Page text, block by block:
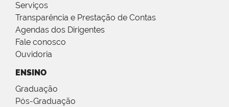
Serviços
Transparência e Prestação de Contas
Agendas dos Dirigentes
Fale conosco
Ouvidoria
ENSINO
Graduação
Pós-Graduação